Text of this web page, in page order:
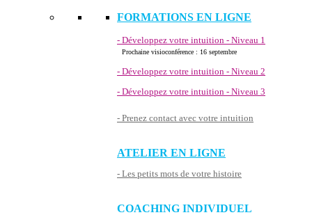
FORMATIONS EN LIGNE
- Développez votre intuition - Niveau 1
Prochaine visioconférence : 16 septembre
- Développez votre intuition - Niveau 2
- Développez votre intuition - Niveau 3
- Prenez contact avec votre intuition
ATELIER EN LIGNE
- Les petits mots de votre histoire
COACHING INDIVIDUEL